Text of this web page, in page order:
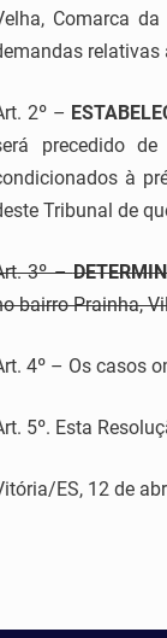
Comarca
2º –
precedido
à
Tribunal de
3º –
bairro Prainha,
4º – Os casos
5º. Esta
ES, 12 de